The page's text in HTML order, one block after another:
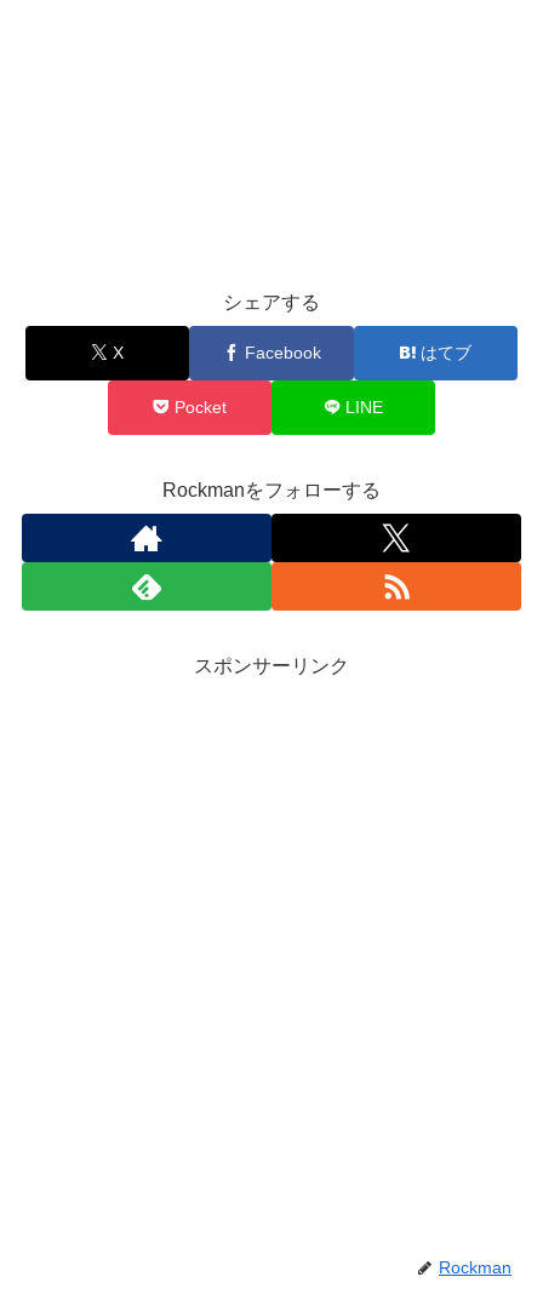
シェアする
X Facebook はてブ
Pocket LINE
Rockmanをフォローする
スポンサーリンク
Rockman